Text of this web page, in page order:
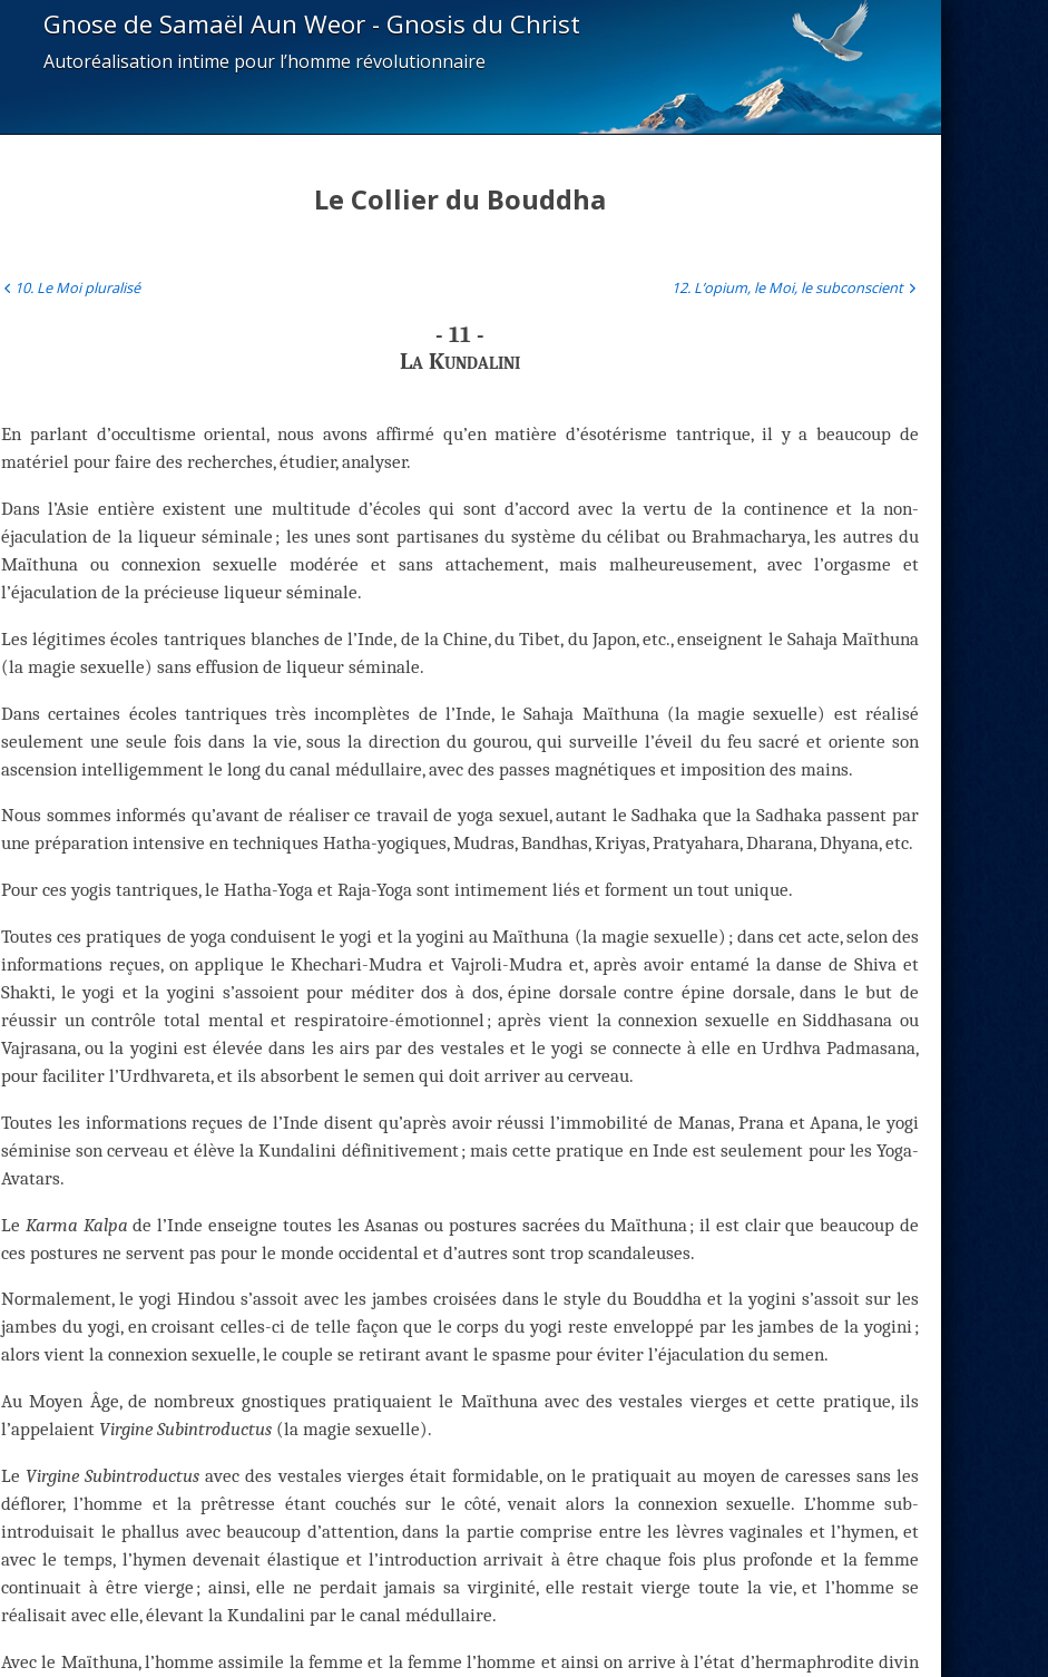
Gnose de Samaël Aun Weor - Gnosis du Christ
Autoréalisation intime pour l’homme révolutionnaire
Le Collier du Bouddha
10. Le Moi pluralisé 12. L’opium, le Moi, le subconscient
- 11 -
La Kundalini
En parlant d’occultisme oriental, nous avons affirmé qu’en matière d’ésotérisme tantrique, il y a beaucoup de
matériel pour faire des recherches, étudier, analyser.
Dans l’Asie entière existent une multitude d’écoles qui sont d’accord avec la vertu de la continence et la non-
éjaculation de la liqueur séminale ; les unes sont partisanes du système du célibat ou Brahmacharya, les autres du
Maïthuna ou connexion sexuelle modérée et sans attachement, mais malheureusement, avec l’orgasme et
l’éjaculation de la précieuse liqueur séminale.
Les légitimes écoles tantriques blanches de l’Inde, de la Chine, du Tibet, du Japon, etc., enseignent le Sahaja Maïthuna
(la magie sexuelle) sans effusion de liqueur séminale.
Dans certaines écoles tantriques très incomplètes de l’Inde, le Sahaja Maïthuna (la magie sexuelle) est réalisé
seulement une seule fois dans la vie, sous la direction du gourou, qui surveille l’éveil du feu sacré et oriente son
ascension intelligemment le long du canal médullaire, avec des passes magnétiques et imposition des mains.
Nous sommes informés qu’avant de réaliser ce travail de yoga sexuel, autant le Sadhaka que la Sadhaka passent par
une préparation intensive en techniques Hatha-yogiques, Mudras, Bandhas, Kriyas, Pratyahara, Dharana, Dhyana, etc.
Pour ces yogis tantriques, le Hatha-Yoga et Raja-Yoga sont intimement liés et forment un tout unique.
Toutes ces pratiques de yoga conduisent le yogi et la yogini au Maïthuna (la magie sexuelle) ; dans cet acte, selon des
informations reçues, on applique le Khechari-Mudra et Vajroli-Mudra et, après avoir entamé la danse de Shiva et
Shakti, le yogi et la yogini s’assoient pour méditer dos à dos, épine dorsale contre épine dorsale, dans le but de
réussir un contrôle total mental et respiratoire-émotionnel ; après vient la connexion sexuelle en Siddhasana ou
Vajrasana, ou la yogini est élevée dans les airs par des vestales et le yogi se connecte à elle en Urdhva Padmasana,
pour faciliter l’Urdhvareta, et ils absorbent le semen qui doit arriver au cerveau.
Toutes les informations reçues de l’Inde disent qu’après avoir réussi l’immobilité de Manas, Prana et Apana, le yogi
séminise son cerveau et élève la Kundalini définitivement ; mais cette pratique en Inde est seulement pour les Yoga-
Avatars.
Le Karma Kalpa de l’Inde enseigne toutes les Asanas ou postures sacrées du Maïthuna ; il est clair que beaucoup de
ces postures ne servent pas pour le monde occidental et d’autres sont trop scandaleuses.
Normalement, le yogi Hindou s’assoit avec les jambes croisées dans le style du Bouddha et la yogini s’assoit sur les
jambes du yogi, en croisant celles-ci de telle façon que le corps du yogi reste enveloppé par les jambes de la yogini ;
alors vient la connexion sexuelle, le couple se retirant avant le spasme pour éviter l’éjaculation du semen.
Au Moyen Âge, de nombreux gnostiques pratiquaient le Maïthuna avec des vestales vierges et cette pratique, ils
l’appelaient Virgine Subintroductus (la magie sexuelle).
Le Virgine Subintroductus avec des vestales vierges était formidable, on le pratiquait au moyen de caresses sans les
déflorer, l’homme et la prêtresse étant couchés sur le côté, venait alors la connexion sexuelle. L’homme sub-
introduisait le phallus avec beaucoup d’attention, dans la partie comprise entre les lèvres vaginales et l’hymen, et
avec le temps, l’hymen devenait élastique et l’introduction arrivait à être chaque fois plus profonde et la femme
continuait à être vierge ; ainsi, elle ne perdait jamais sa virginité, elle restait vierge toute la vie, et l’homme se
réalisait avec elle, élevant la Kundalini par le canal médullaire.
Avec le Maïthuna, l’homme assimile la femme et la femme l’homme et ainsi on arrive à l’état d’hermaphrodite divin